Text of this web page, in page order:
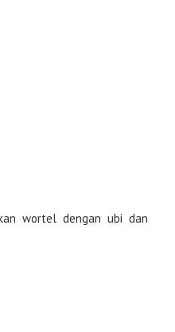
wortel dengan ubi dan